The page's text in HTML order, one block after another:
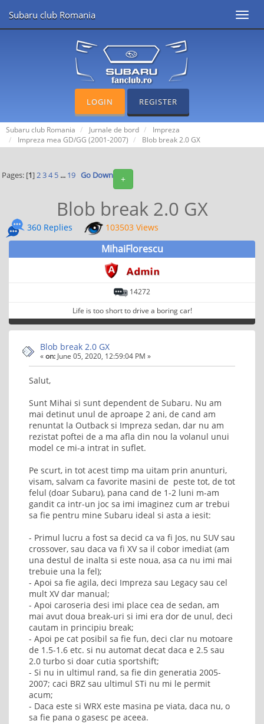
Subaru club Romania
LOGIN REGISTER
Subaru club Romania Jurnale de bord
Impreza
Impreza mea GD/GG (2001-2007)
Blob break 2.0 GX
+
Pages: [1]2 3 4 5 ... 19 Go Down
Blob break 2.0 GX
360 Replies 103503 Views
MihaiFlorescu
14272
Life is too short to drive a boring car!
Blob break 2.0 GX
«on: June 05, 2020, 12:59:04 PM »
Salut,
Sunt Mihai si sunt dependent de Subaru. Nu am
mai detinut unul de aproape 2 ani, de cand am
renuntat la Outback si Impreza sedan, dar nu am
rezistat poftei de a ma afla din nou la volanul unui
model ce mi-a intrat in suflet.
Pe scurt, in tot acest timp ma uitam prin anunturi,
visam, salvam ca favorite masini de peste tot, de tot
felul (doar Subaru), pana cand de 1-2 luni m-am
gandit ca intr-un joc sa imi imaginez cum ar trebui
sa fie pentru mine Subaru ideal si asta a iesit:
- Primul lucru a fost sa decid ca va fi Jos, nu SUV sau
crossover, sau daca va fi XV sa il cobor imediat (am
una destul de inalta si este noua, asa ca nu imi mai
trebuie una la fel);
- Apoi sa fie agila, deci Impreza sau Legacy sau cel
mult XV dar manual;
- Apoi caroseria desi imi place cea de sedan, am
mai avut doua break-uri si imi era dor de unul, deci
cautam in principiu break;
- Apoi pe cat posibil sa fie fun, deci clar nu motoare
de 1.5-1.6 etc. si nu automat decat daca e 2.5 sau
2.0 turbo si doar cutia sportshift;
- Si nu in ultimul rand, sa fie din generatia 2005-
2007; caci BRZ sau ultimul STi nu mi le permit
acum;
- Daca este si WRX este masina pe viata, daca nu, o
sa fie pana o gasesc pe aceea.